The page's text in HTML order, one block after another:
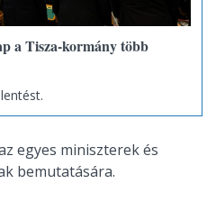
a Tisza-kormány több
egyes miniszterek és
bemutatására.